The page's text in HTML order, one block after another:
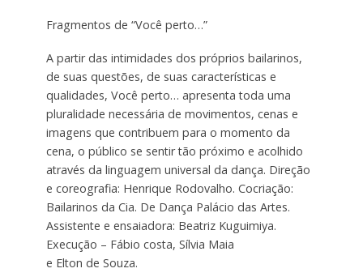
Fragmentos de “Você perto…”
A partir das intimidades dos próprios bailarinos,
de suas questões, de suas características e
qualidades, Você perto… apresenta toda uma
pluralidade necessária de movimentos, cenas e
imagens que contribuem para o momento da
cena, o público se sentir tão próximo e acolhido
através da linguagem universal da dança. Direção
e coreografia: Henrique Rodovalho. Cocriação:
Bailarinos da Cia. De Dança Palácio das Artes.
Assistente e ensaiadora: Beatriz Kuguimiya.
Execução – Fábio costa, Sílvia Maia
e Elton de Souza.